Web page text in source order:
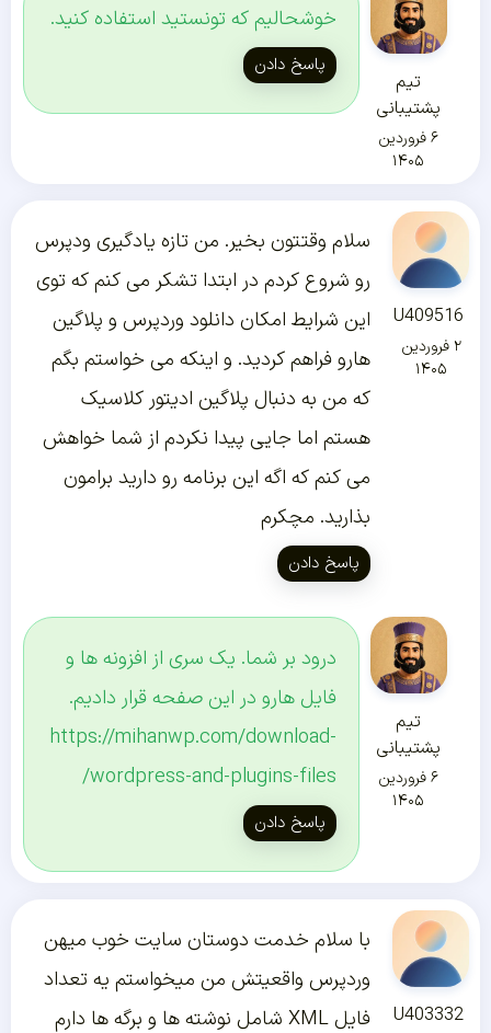
تیم
پشتیبانی
۶ فروردین
۱۴۰۵
خوشحالیم که تونستید استفاده کنید.
پاسخ دادن
U409516
۲ فروردین
۱۴۰۵
سلام وقتتون بخیر. من تازه یادگیری ودپرس
رو شروع کردم در ابتدا تشکر می کنم که توی
این شرایط امکان دانلود وردپرس و پلاگین
هارو فراهم کردید. و اینکه می خواستم بگم
که من به دنبال پلاگین ادیتور کلاسیک
هستم اما جایی پیدا نکردم از شما خواهش
می کنم که اگه این برنامه رو دارید برامون
بذارید. مچکرم
پاسخ دادن
تیم
پشتیبانی
۶ فروردین
۱۴۰۵
درود بر شما. یک سری از افزونه ها و
فایل هارو در این صفحه قرار دادیم.
https://mihanwp.com/download-
wordpress-and-plugins-files/
پاسخ دادن
U403332
با سلام خدمت دوستان سایت خوب میهن
وردپرس واقعیتش من میخواستم یه تعداد
فایل XML شامل نوشته ها و برگه ها دارم